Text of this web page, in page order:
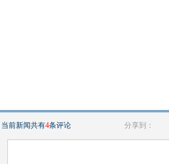
当前新闻共有4条评论 分享到：